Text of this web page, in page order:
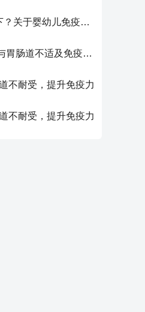
宝宝总生病就是免疫力低下？关于婴幼儿免疫力的真相，家长必须了解！
宝宝喂养难题：奶粉喂养与胃肠道不适及免疫力提升的奥秘
不耐受，提升免疫力
不耐受，提升免疫力